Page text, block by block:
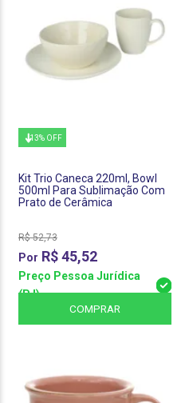
13% OFF
Kit Trio Caneca 220ml, Bowl
500ml Para Sublimação Com
Prato de Cerâmica
R$ 52,73
R$45,52
Preço Pessoa Jurídica
(PJ)
COMPRAR